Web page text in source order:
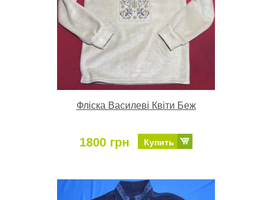
Фліска Василеві Квіти Беж
1800 грн Купить